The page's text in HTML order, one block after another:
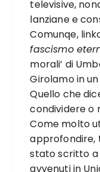
televisive,
lanziane e
Comunqe,
fascismo
morali’ di
Girolamo in
Quello che
condividere o
Come molto
approfondire,
stato scritto a
avvenuti in